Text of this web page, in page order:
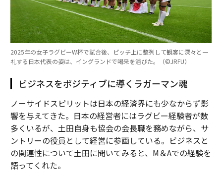
2025年の女子ラグビーW杯で試合後、ピッチ上に整列して観客に深々と一
礼する日本代表の姿は、イングランドで喝采を浴びた。（©︎JRFU）
ビジネスをポジティブに導くラガーマン魂
ノーサイドスピリットは日本の経済界にも少なからず影
響を与えてきた。日本の経営者にはラグビー経験者が数
多くいるが、土田自身も協会の会長職を務めながら、サ
ントリーの役員として経営に参画している。ビジネスと
の関連性について土田に聞いてみると、M＆Aでの経験を
語ってくれた。